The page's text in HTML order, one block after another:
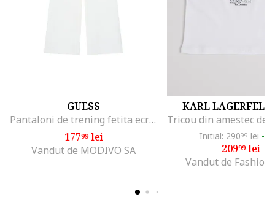
GUESS
Pantaloni de trening fetita ecru,
17799lei
Vandut de MODIVO SA
KARL
Initial: 29099 lei -
20999lei
Vandut de Fashion